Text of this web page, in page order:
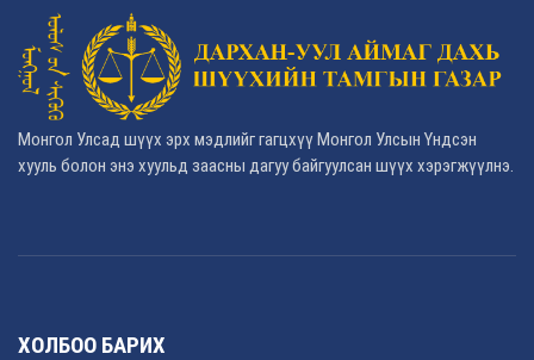
Монгол Улсад шүүх эрх мэдлийг гагцхүү Монгол Улсын Үндсэн
хууль болон энэ хуульд заасны дагуу байгуулсан шүүх хэрэгжүүлнэ.
ХОЛБОО БАРИХ